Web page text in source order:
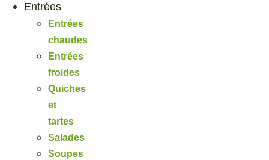
Entrées
Entrées
chaudes
Entrées
froides
Quiches
et
tartes
Salades
Soupes